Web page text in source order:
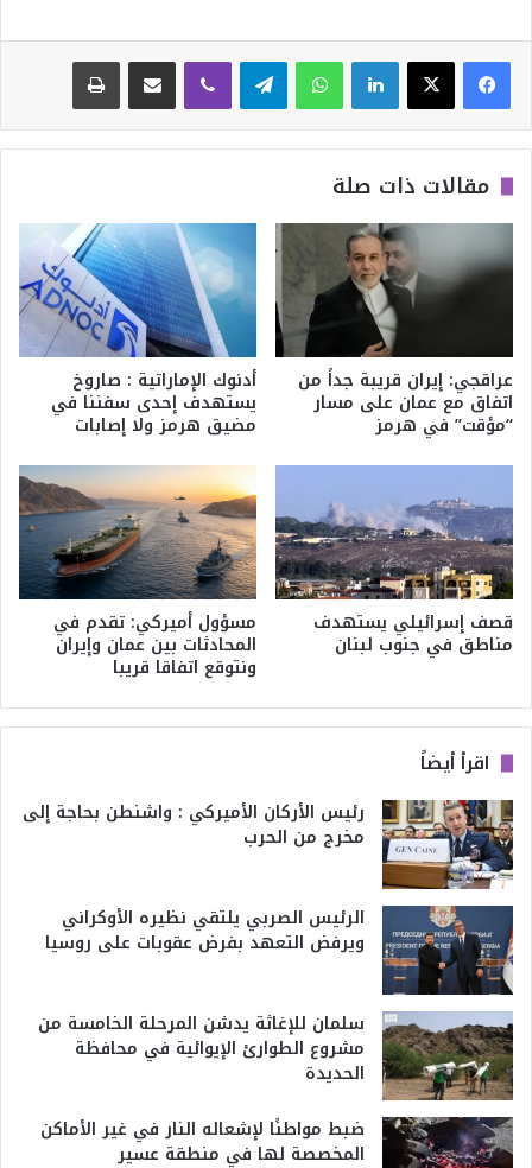
لينكدإن واتساب تيلقرام
مقالات ذات صلة
عراقجي: إيران قريبة جداً من
اتفاق مع عمان على مسار
“مؤقت” في هرمز
أدنوك الإماراتية : صاروخ
يستهدف إحدى سفننا في
مضيق هرمز ولا إصابات
قصف إسرائيلي يستهدف
مناطق في جنوب لبنان
مسؤول أميركي: تقدم في
المحادثات بين عمان وإيران
ونتوقع اتفاقا قريبا
اقرأ أيضاً
رئيس الأركان الأميركي : واشنطن بحاجة إلى
مخرج من الحرب
الرئيس الصربي يلتقي نظيره الأوكراني
ويرفض التعهد بفرض عقوبات على روسيا
سلمان للإغاثة يدشن المرحلة الخامسة من
مشروع الطوارئ الإيوائية في محافظة
الحديدة
ضبط مواطنًا لإشعاله النار في غير الأماكن
المخصصة لها في منطقة عسير